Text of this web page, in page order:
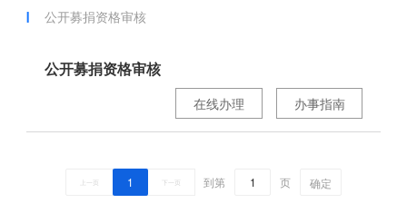
公开募捐资格审核
公开募捐资格审核
办事指南
在线办理
上一页 1 下一页 到第 页 确定